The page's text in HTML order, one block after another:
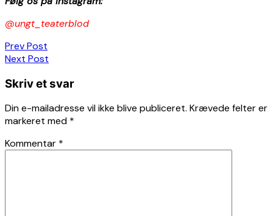
@ungt_teaterblod
Indlægsnavigation
Prev Post
Next Post
Skriv et svar
Din e-mailadresse vil ikke blive publiceret. Krævede felter er
markeret med *
Kommentar *